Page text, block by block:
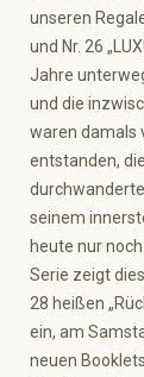
unseren
und Nr. 26
Jahre
und die
waren damals
entstanden,
seinem
heute nur
Serie zeigt
28 heißen
ein, am
neuen